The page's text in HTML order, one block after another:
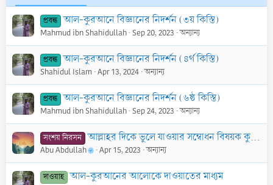
প্রবন্ধ আল-কুরআনে বিজ্ঞানের নিদর্শন (৩য় কিস্তি)
Mahmud ibn Shahidullah Sep 20, 2023 অন্যান্য
প্রবন্ধ আল-কুরআনে বিজ্ঞানের নিদর্শন (৪র্থ কিস্তি)
Shahidul Islam Apr 13, 2024 অন্যান্য
প্রবন্ধ আল-কুরআনে বিজ্ঞানের নিদর্শন (৬ষ্ঠ কিস্তি)
Mahmud ibn Shahidullah Sep 24, 2023 অন্যান্য
সংশয় নিরসন আল্লাহর দিকে ভুলে যাওয়ার সম্বোধন বিষয়ক কুরআনের দু’টি আয়াত নিয়ে আলোচনা
Abu Abdullah Apr 15, 2023 অন্যান্য
দাওয়াহ আল-কুরআনের আলোকে দাওয়াতের মাধ্যম